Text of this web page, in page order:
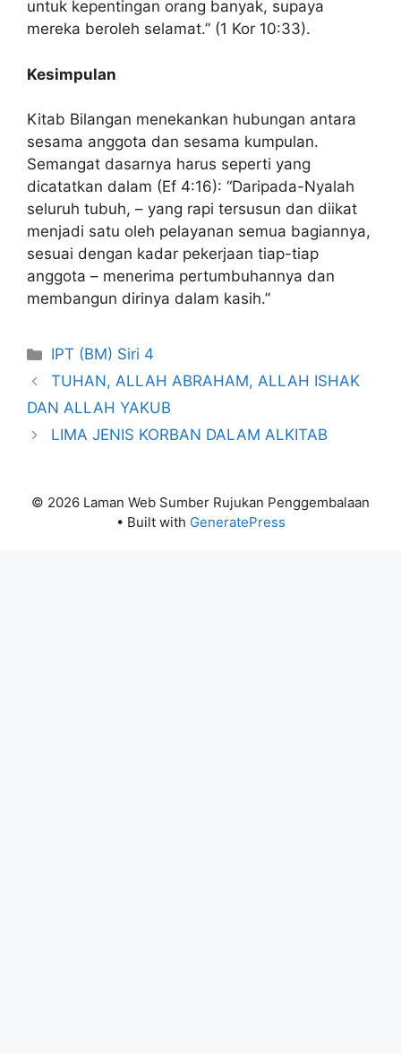
untuk kepentingan orang banyak, supaya
mereka beroleh selamat.” (1 Kor 10:33).
Kesimpulan
Kitab Bilangan menekankan hubungan antara
sesama anggota dan sesama kumpulan.
Semangat dasarnya harus seperti yang
dicatatkan dalam (Ef 4:16): “Daripada-Nyalah
seluruh tubuh, – yang rapi tersusun dan diikat
menjadi satu oleh pelayanan semua bagiannya,
sesuai dengan kadar pekerjaan tiap-tiap
anggota – menerima pertumbuhannya dan
membangun dirinya dalam kasih.”
Categories
IPT (BM) Siri 4
TUHAN, ALLAH ABRAHAM, ALLAH ISHAK
DAN ALLAH YAKUB
LIMA JENIS KORBAN DALAM ALKITAB
© 2026 Laman Web Sumber Rujukan Penggembalaan
• Built with GeneratePress